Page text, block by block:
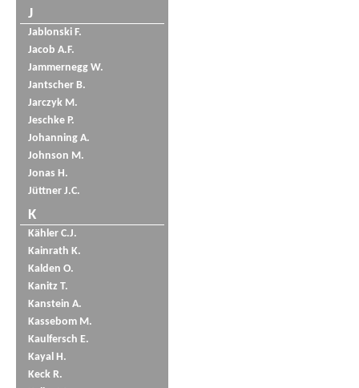
J
Jablonski F.
Jacob A.F.
Jammernegg W.
Jantscher B.
Jarczyk M.
Jeschke P.
Johanning A.
Johnson M.
Jonas H.
Jüttner J.C.
K
Kähler C.J.
Kainrath K.
Kalden O.
Kanitz T.
Kanstein A.
Kassebom M.
Kaulfersch E.
Kayal H.
Keck R.